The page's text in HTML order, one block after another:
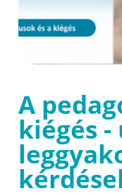
A
kiégés